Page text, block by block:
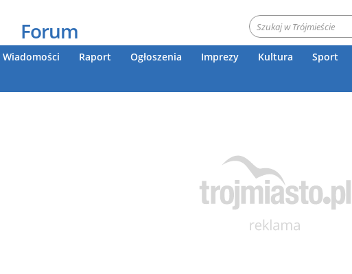
Forum
Wiadomości Raport Ogłoszenia Imprezy Kultura Sport